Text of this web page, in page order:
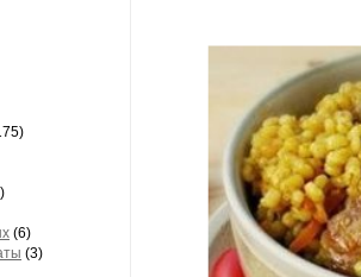
(6)
(3)